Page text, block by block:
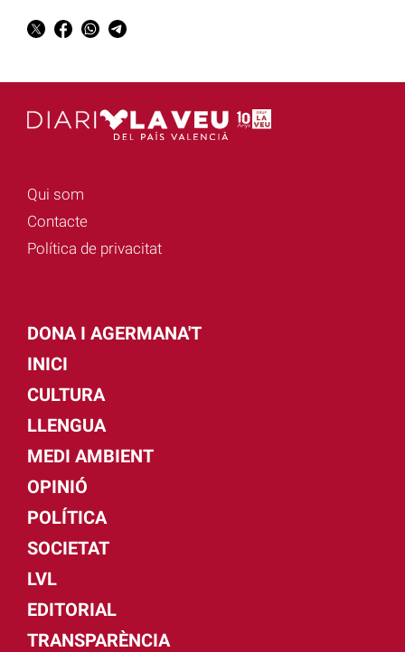
Qui som
Contacte
Política de privacitat
DONA I AGERMANA'T
INICI
CULTURA
LLENGUA
MEDI AMBIENT
OPINIÓ
POLÍTICA
SOCIETAT
LVL
EDITORIAL
TRANSPARÈNCIA